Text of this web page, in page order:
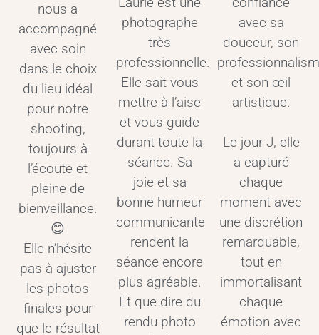
nous a
accompagné
avec soin
dans le choix
du lieu idéal
pour notre
shooting,
toujours à
l’écoute et
pleine de
bienveillance.
😊
Elle n’hésite
pas à ajuster
les photos
finales pour
que le résultat
photographe
très
professionnelle.
Elle sait vous
mettre à l’aise
et vous guide
durant toute la
séance. Sa
joie et sa
bonne humeur
communicante
rendent la
séance encore
plus agréable.
Et que dire du
rendu photo
avec sa
douceur, son
et son œil
artistique.
Le jour J, elle
a capturé
chaque
moment avec
une discrétion
remarquable,
tout en
immortalisant
chaque
émotion avec